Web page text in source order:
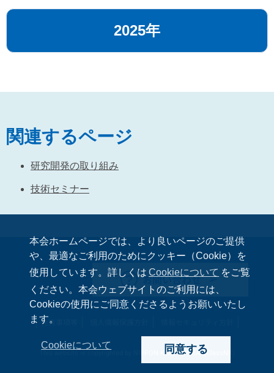
本会ホームページでは、より良いページのご提供
や、最適なご利用のためにクッキー（Cookie）を
使用しています。詳しくは Cookieについて をご覧
ください。本会ウェブサイトのご利用には、
Cookieの使用にご同意くださるようお願いいたし
ます。
Cookieについて 同意する
2025年
関連するページ
研究開発の取り組み
技術セミナー
お問い合わせ
免責事項等
This website is copyrighted by NIPPON KAIJI KYOKAI (ClassNK)